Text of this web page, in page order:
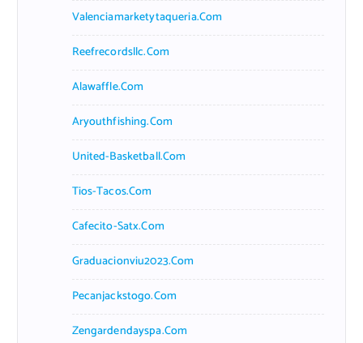
Valenciamarketytaqueria.com
Reefrecordsllc.com
Alawaffle.com
Aryouthfishing.com
United-Basketball.com
Tios-Tacos.com
Cafecito-Satx.com
Graduacionviu2023.com
Pecanjackstogo.com
Zengardendayspa.com